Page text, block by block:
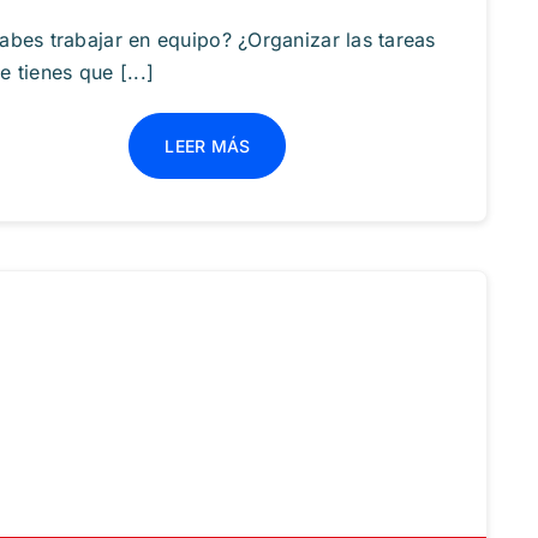
trabajar en equipo? ¿Organizar las tareas
tienes que [...]
LEER MÁS